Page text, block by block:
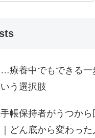
療養中でもできる一
う選択肢
帳保持者がうつから
どん底から変わった